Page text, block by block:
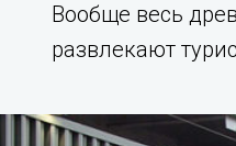
Вообще весь
развлекают